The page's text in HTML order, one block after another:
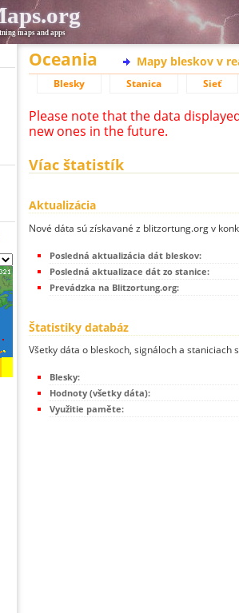
maps and apps
Oceania Mapy bleskov v
Blesky Stanica Sieť
Please note that the data
new ones in the future.
Víac štatistík
Aktualizácia
Nové dáta sú získavané z blitzortung.org v
Posledná aktualizácia dát bleskov:
Posledná aktualizace dát zo stanice:
Prevádzka na Blitzortung.org:
Štatistiky databáz
Všetky dáta o bleskoch, signáloch a
Blesky:
Hodnoty (všetky dáta):
Využitie paměte: